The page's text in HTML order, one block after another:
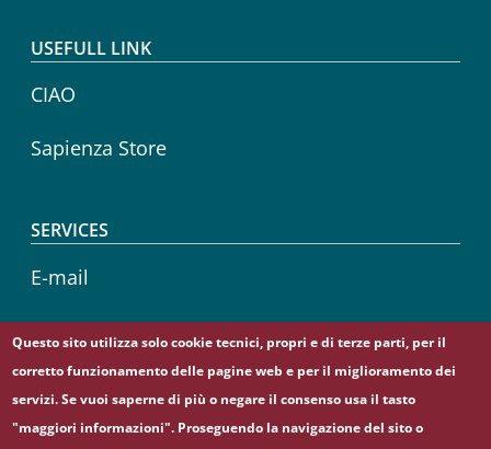
USEFULL LINK
CIAO
Sapienza Store
SERVICES
E-mail
Sapienza Wireless
Career service
Questo sito utilizza solo cookie tecnici, propri e di terze parti, per il
corretto funzionamento delle pagine web e per il miglioramento dei
servizi. Se vuoi saperne di più o negare il consenso usa il tasto
"maggiori informazioni". Proseguendo la navigazione del sito o